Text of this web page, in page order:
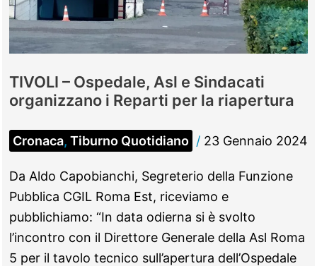
TIVOLI – Ospedale, Asl e Sindacati
organizzano i Reparti per la riapertura
Cronaca, Tiburno Quotidiano / 23 Gennaio 2024
Da Aldo Capobianchi, Segreterio della Funzione
Pubblica CGIL Roma Est, riceviamo e
pubblichiamo: “In data odierna si è svolto
l’incontro con il Direttore Generale della Asl Roma
5 per il tavolo tecnico sull’apertura dell’Ospedale